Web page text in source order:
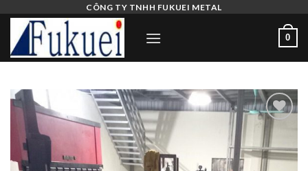
content
CÔNG TY TNHH FUKUEI METAL
0
Add
to
wishlist